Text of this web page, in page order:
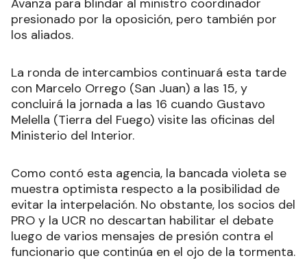
Avanza para blindar al ministro coordinador
presionado por la oposición, pero también por
los aliados.
La ronda de intercambios continuará esta tarde
con Marcelo Orrego (San Juan) a las 15, y
concluirá la jornada a las 16 cuando Gustavo
Melella (Tierra del Fuego) visite las oficinas del
Ministerio del Interior.
Como contó esta agencia, la bancada violeta se
muestra optimista respecto a la posibilidad de
evitar la interpelación. No obstante, los socios del
PRO y la UCR no descartan habilitar el debate
luego de varios mensajes de presión contra el
funcionario que continúa en el ojo de la tormenta.